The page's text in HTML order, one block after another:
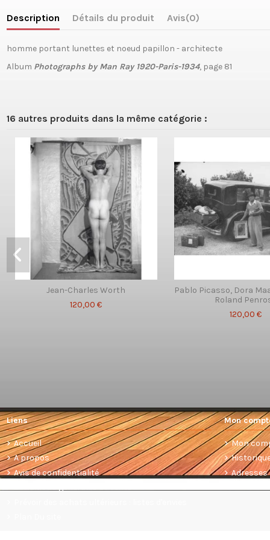
Description Détails du produit Avis(0)
homme portant lunettes et noeud papillon - architecte
Album Photographs by Man Ray 1920-Paris-1934, page 81
16 autres produits dans la même catégorie :
Jean-Charles Worth
120,00 €
Pablo Picasso, Dora
Roland
120,00 €
Liens
Accueil
A propos
Avis de confidentialité
Mon
Mon
Adresses